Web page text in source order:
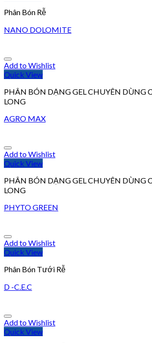
Phân Bón Rễ
NANO DOLOMITE
Add to Wishlist
Quick View
PHÂN BÓN DẠNG GEL CHUYÊN DÙNG
LONG
AGRO MAX
Add to Wishlist
Quick View
PHÂN BÓN DẠNG GEL CHUYÊN DÙNG
LONG
PHYTO GREEN
Add to Wishlist
Quick View
Phân Bón Tưới Rễ
D -C.E.C
Add to Wishlist
Quick View